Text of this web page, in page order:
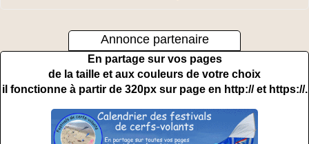
Annonce partenaire
En partage sur vos pages
de la taille et aux couleurs de votre choix
il fonctionne à partir de 320px sur page en http:// et https://.